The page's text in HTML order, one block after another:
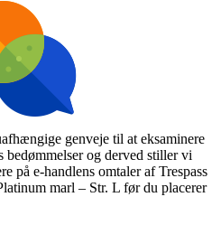
genveje til at eksaminere
bedømmelser og derved stiller vi
på e-handlens omtaler af Trespass
marl – Str. L før du placerer